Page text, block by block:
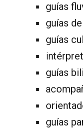
guías
guías
guías
guías
guías